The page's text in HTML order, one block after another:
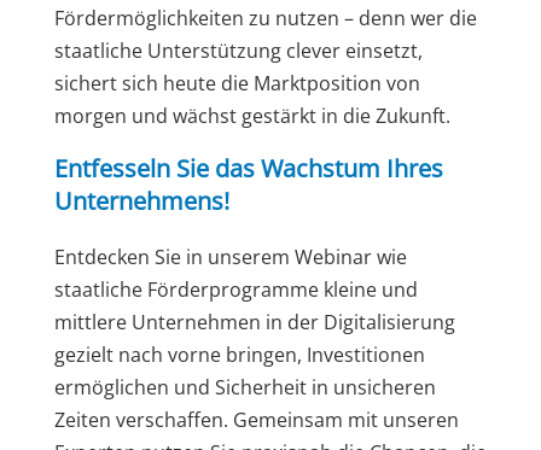
Fördermöglichkeiten zu nutzen – denn wer die
staatliche Unterstützung clever einsetzt,
sichert sich heute die Marktposition von
morgen und wächst gestärkt in die Zukunft.
Entfesseln Sie das Wachstum Ihres
Unternehmens!
Entdecken Sie in unserem Webinar wie
staatliche Förderprogramme kleine und
mittlere Unternehmen in der Digitalisierung
gezielt nach vorne bringen, Investitionen
ermöglichen und Sicherheit in unsicheren
Zeiten verschaffen. Gemeinsam mit unseren